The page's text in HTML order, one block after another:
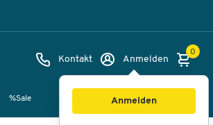
Kontakt Anmelden
Anmelden
0
%Sale